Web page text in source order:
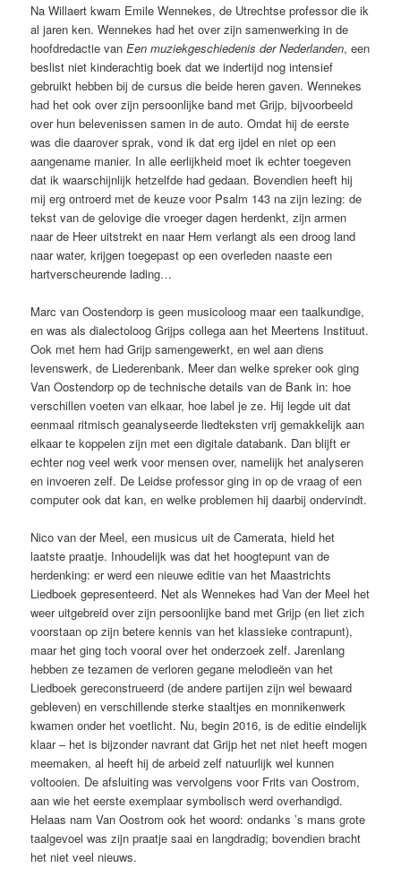
Na Willaert kwam Emile Wennekes, de Utrechtse professor die ik
al jaren ken. Wennekes had het over zijn samenwerking in de
hoofdredactie vanEen muziekgeschiedenis der Nederlanden, een
beslist niet kinderachtig boek dat we indertijd nog intensief
gebruikt hebben bij de cursus die beide heren gaven. Wennekes
had het ook over zijn persoonlijke band met Grijp, bijvoorbeeld
over hun belevenissen samen in de auto. Omdat hij de eerste
was die daarover sprak, vond ik dat erg ijdel en niet op een
aangename manier. In alle eerlijkheid moet ik echter toegeven
dat ik waarschijnlijk hetzelfde had gedaan. Bovendien heeft hij
mij erg ontroerd met de keuze voor Psalm 143 na zijn lezing: de
tekst van de gelovige die vroeger dagen herdenkt, zijn armen
naar de Heer uitstrekt en naar Hem verlangt als een droog land
naar water, krijgen toegepast op een overleden naaste een
hartverscheurende lading…
Marc van Oostendorp is geen musicoloog maar een taalkundige,
en was als dialectoloog Grijps collega aan het Meertens Instituut.
Ook met hem had Grijp samengewerkt, en wel aan diens
levenswerk, de Liederenbank. Meer dan welke spreker ook ging
Van Oostendorp op de technische details van de Bank in: hoe
verschillen voeten van elkaar, hoe label je ze. Hij legde uit dat
eenmaal ritmisch geanalyseerde liedteksten vrij gemakkelijk aan
elkaar te koppelen zijn met een digitale databank. Dan blijft er
echter nog veel werk voor mensen over, namelijk het analyseren
en invoeren zelf. De Leidse professor ging in op de vraag of een
computer ook dat kan, en welke problemen hij daarbij ondervindt.
Nico van der Meel, een musicus uit de Camerata, hield het
laatste praatje. Inhoudelijk was dat het hoogtepunt van de
herdenking: er werd een nieuwe editie van het Maastrichts
Liedboek gepresenteerd. Net als Wennekes had Van der Meel het
weer uitgebreid over zijn persoonlijke band met Grijp (en liet zich
voorstaan op zijn betere kennis van het klassieke contrapunt),
maar het ging toch vooral over het onderzoek zelf. Jarenlang
hebben ze tezamen de verloren gegane melodieën van het
Liedboek gereconstrueerd (de andere partijen zijn wel bewaard
gebleven) en verschillende sterke staaltjes en monnikenwerk
kwamen onder het voetlicht. Nu, begin 2016, is de editie eindelijk
klaar – het is bijzonder navrant dat Grijp het net niet heeft mogen
meemaken, al heeft hij de arbeid zelf natuurlijk wel kunnen
voltooien. De afsluiting was vervolgens voor Frits van Oostrom,
aan wie het eerste exemplaar symbolisch werd overhandigd.
Helaas nam Van Oostrom ook het woord: ondanks ’s mans grote
taalgevoel was zijn praatje saai en langdradig; bovendien bracht
het niet veel nieuws.